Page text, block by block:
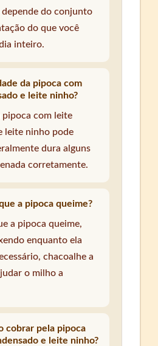
depende do conjunto
do que você
inteiro.
da pipoca com
e leite ninho?
pipoca com leite
leite ninho pode
dura alguns
corretamente.
a pipoca queime?
a pipoca queime,
enquanto ela
chacoalhe a
o milho a
cobrar pela pipoca
e leite ninho?